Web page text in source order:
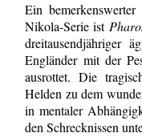
Ein
Nikola-Serie ist
dreitausendjähriger
Engländer mit der
ausrottet. Die
Helden zu dem
in mentaler
den Schrecknissen